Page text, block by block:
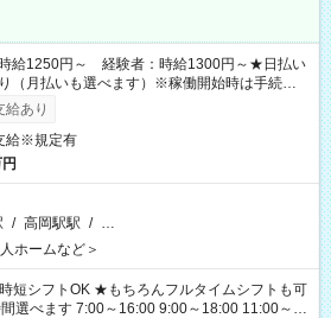
給1250円～ 経験者：時給1300円～★日払い
（月払いも選べます）※稼働開始時は手続き完
となります。
給あり
給※規定有
/ 高岡駅駅 / …
ホームなど＞
ろんフルタイムシフトも可
選べます 7:00～16:00 9:00～18:00 11:00～